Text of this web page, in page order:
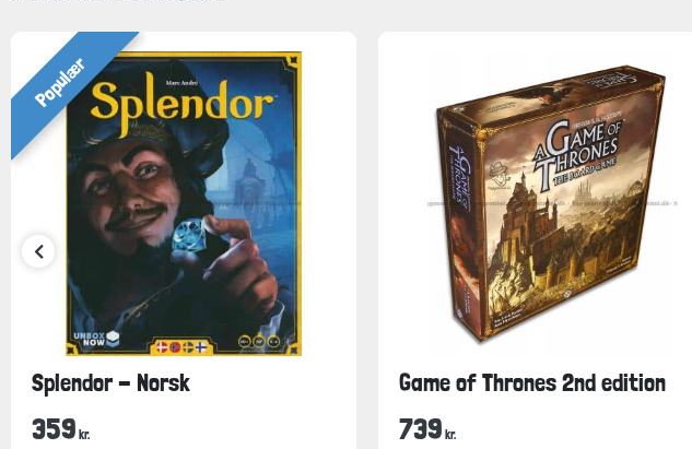
Populær
Splendor - Norsk
359 kr.
Game of Thrones 2nd edition
739 kr.